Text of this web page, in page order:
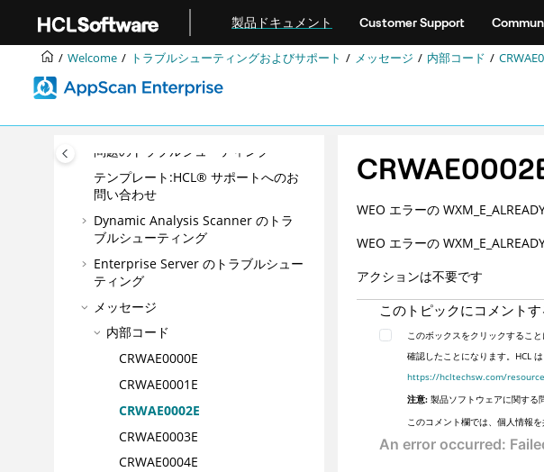
製品ドキュメント Customer Support
Welcome トラブルシューティングおよびサポート メッセージ 内部コード
構成
管理
アプリケーション・リスクの管理
ト
問題のトラブルシューティング
テンプレート:HCL® サポートへのお
問い合わせ
Dynamic Analysis Scanner のトラ
ブルシューティング
Enterprise Server のトラブルシュー
ティング
メッセージ
内部コード
CRWAE0000E
CRWAE0001E
CRWAE0002E
CRWAE0003E
CRWAE0004E
WEO エラーの
WEO エラーの
アクションは不要です
このトピックにコメントす
このボックスをクリックするこ
確認したことになります。HCL
https://hcltechsw.com/
注意: 製品ソフトウェアに関する
このコメント欄では、個人情報